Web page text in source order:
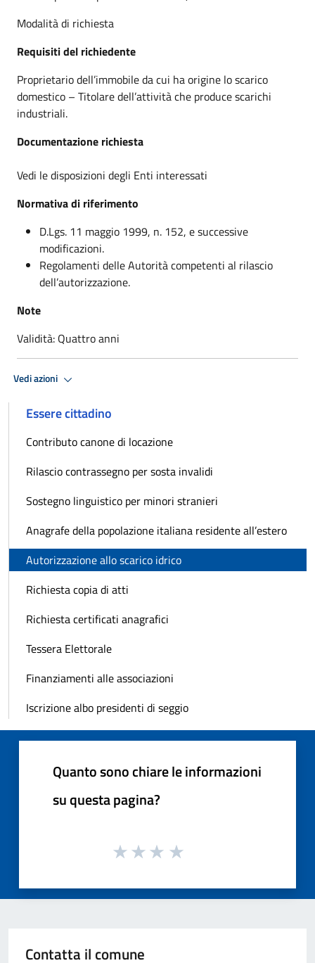
Modalità di richiesta
Requisiti del richiedente
Proprietario dell’immobile da cui ha origine lo scarico
domestico – Titolare dell’attività che produce scarichi
industriali.
Documentazione richiesta
Vedi le disposizioni degli Enti interessati
Normativa di riferimento
D.Lgs. 11 maggio 1999, n. 152, e successive
modificazioni.
Regolamenti delle Autorità competenti al rilascio
dell’autorizzazione.
Note
Validità: Quattro anni
Vedi azioni
Essere cittadino
Contributo canone di locazione
Rilascio contrassegno per sosta invalidi
Sostegno linguistico per minori stranieri
Anagrafe della popolazione italiana residente all’estero
Autorizzazione allo scarico idrico
Richiesta copia di atti
Richiesta certificati anagrafici
Tessera Elettorale
Finanziamenti alle associazioni
Iscrizione albo presidenti di seggio
Quanto sono chiare le informazioni
su questa pagina?
Contatta il comune